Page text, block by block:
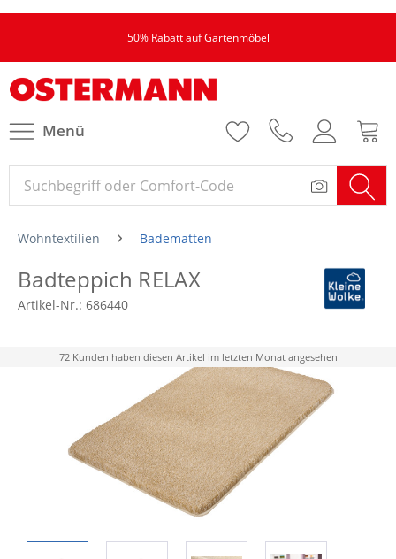
50% Rabatt auf Gartenmöbel
Menü
Wohntextilien Badematten
Badteppich RELAX
Artikel-Nr.: 686440
72 Kunden haben diesen Artikel im letzten Monat angesehen